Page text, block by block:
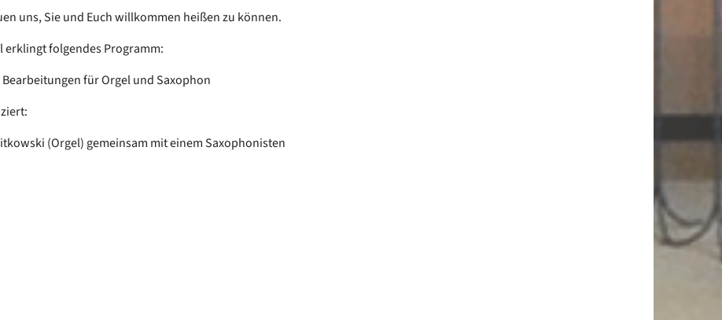
uns, Sie und Euch willkommen heißen zu können.
erklingt folgendes Programm:
Bearbeitungen für Orgel und Saxophon
(Orgel) gemeinsam mit einem Saxophonisten